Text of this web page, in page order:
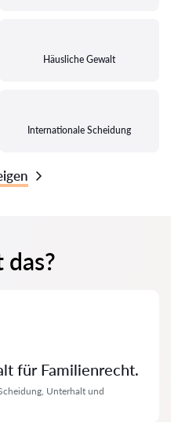
Häusliche Gewalt
Internationale Scheidung
für Familienrecht.
Unterhalt und